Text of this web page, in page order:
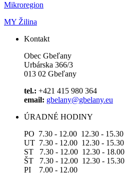
Mikroregion
MY Žilina
Kontakt
Obec Gbeľany
Urbárska 366/3
013 02 Gbeľany
tel.: +421 415 980 364
email: gbelany@gbelany.eu
ÚRADNÉ HODINY
PO 7.30 - 12.00 12.30 - 15.30
UT 7.30 - 12.00 12.30 - 15.30
ST 7.30 - 12.00 12.30 - 18.00
ŠT 7.30 - 12.00 12.30 - 15.30
PI 7.00 - 12.00